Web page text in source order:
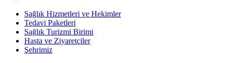
Sağlık Hizmetleri ve Hekimler
Tedavi Paketleri
Sağlık Turizmi Birimi
Hasta ve Ziyaretçiler
Şehrimiz